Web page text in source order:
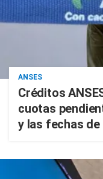
ANSES
Créditos
cuotas
y las fechas